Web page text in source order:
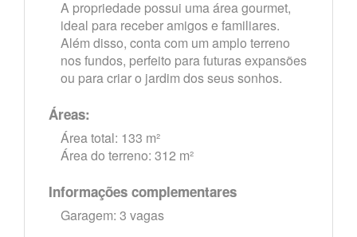
A propriedade possui uma área gourmet,
ideal para receber amigos e familiares.
Além disso, conta com um amplo terreno
nos fundos, perfeito para futuras expansões
ou para criar o jardim dos seus sonhos.
Áreas:
Área total: 133 m²
Área do terreno: 312 m²
Informações complementares
Garagem: 3 vagas